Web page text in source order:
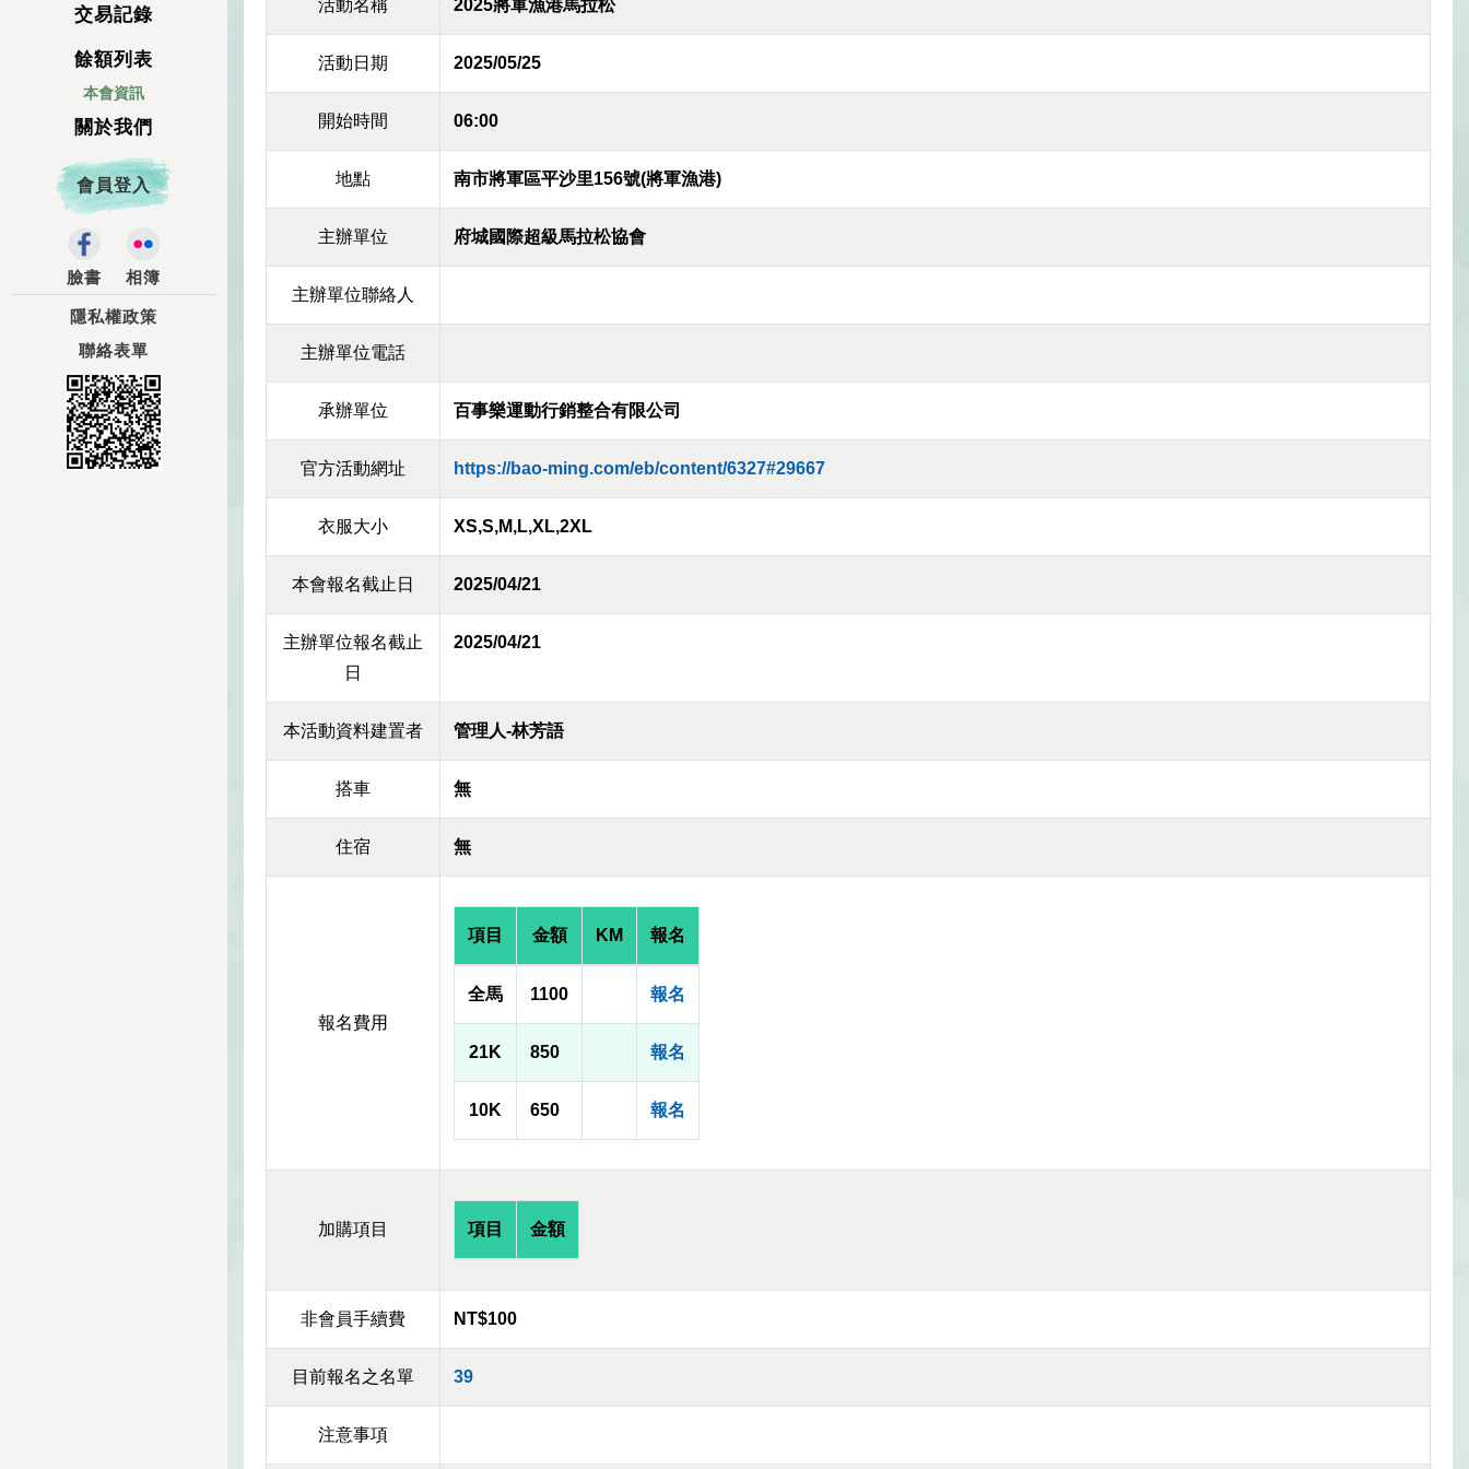
交易記錄
餘額列表
本會資訊
關於我們
會員登入
臉書 相簿
隱私權政策
聯絡表單
活動名稱 2025將軍漁港馬拉松
活動日期 2025/05/25
開始時間 06:00
地點 南市將軍區平沙里156號(將軍漁港)
主辦單位 府城國際超級馬拉松協會
主辦單位聯絡人
主辦單位電話
承辦單位 百事樂運動行銷整合有限公司
官方活動網址 https://bao-ming.com/eb/content/6327#29667
衣服大小 XS,S,M,L,XL,2XL
本會報名截止日 2025/04/21
主辦單位報名截止
日
2025/04/21
本活動資料建置者 管理人-林芳語
搭車 無
住宿 無
報名費用
項目 金額 KM 報名
全馬 1100 報名
21K 850 報名
10K 650 報名
加購項目 項目 金額
非會員手續費 NT$100
目前報名之名單 39
注意事項